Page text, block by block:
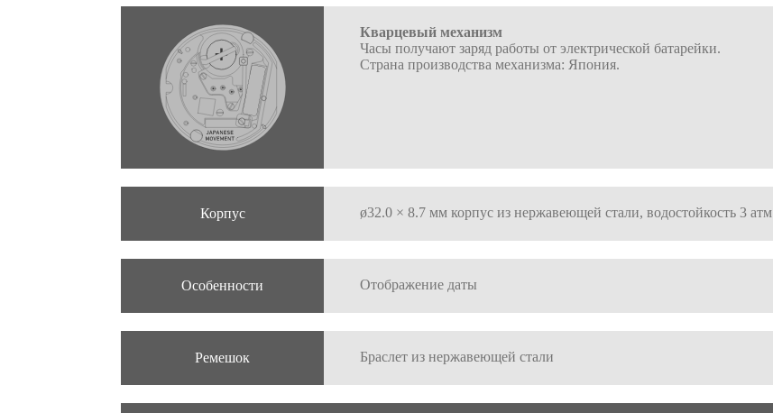
Кварцевый механизм
Часы получают заряд работы от электрической батарейки.
Страна производства механизма: Япония.
Корпус ø32.0 × 8.7 мм корпус из нержавеющей стали, водостойкость 3 атм
Особенности Отображение даты
Ремешок Браслет из нержавеющей стали